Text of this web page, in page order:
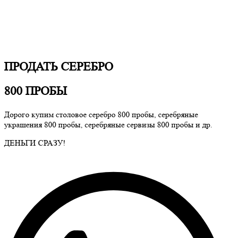
ПРОДАТЬ СЕРЕБРО
800 ПРОБЫ
Дорого купим столовое серебро 800 пробы, серебряные
украшения 800 пробы, серебряные сервизы 800 пробы и др.
ДЕНЬГИ СРАЗУ!